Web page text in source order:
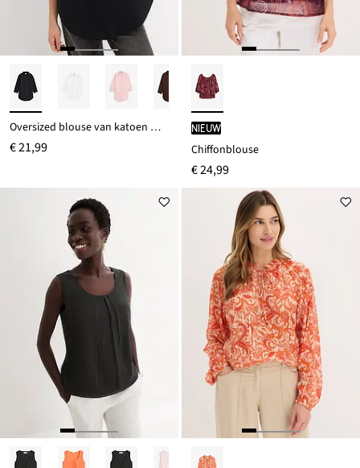
Oversized blouse van katoen met 3/4 mouwen
€ 21,99
Nieuw
Chiffonblouse
€ 24,99